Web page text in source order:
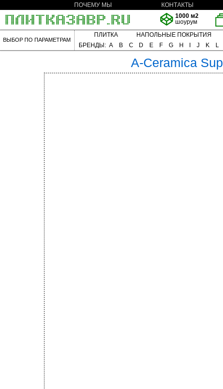
ПОЧЕМУ МЫ
КОНТАКТЫ
1000 м2
шоурум
ВЫБОР ПО ПАРАМЕТРАМ
ПЛИТКА
НАПОЛЬНЫЕ ПОКРЫТИЯ
БРЕНДЫ: A B C D E F G H J K L
A-Ceramica